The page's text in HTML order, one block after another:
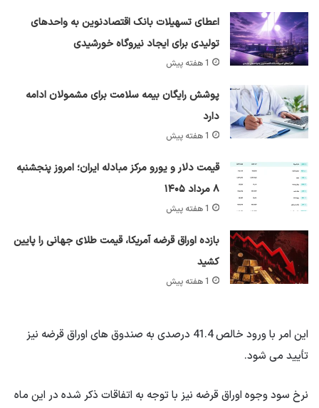
اعطای تسهیلات بانک اقتصادنوین به واحدهای
تولیدی برای ایجاد نیروگاه خورشیدی
1 هفته پیش
پوشش رایگان بیمه سلامت برای مشمولان ادامه
دارد
1 هفته پیش
قیمت دلار و یورو مرکز مبادله ایران؛ امروز پنجشنبه
۸ مرداد ۱۴۰۵
1 هفته پیش
بازده اوراق قرضه آمریکا، قیمت طلای جهانی را پایین
کشید
1 هفته پیش
این امر با ورود خالص 41.4 درصدی به صندوق های اوراق قرضه نیز
تأیید می شود.
نرخ سود وجوه اوراق قرضه نیز با توجه به اتفاقات ذکر شده در این ماه